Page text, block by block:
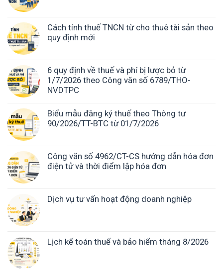
Cách tính thuế TNCN từ cho thuê tài sản theo
quy định mới
6 quy định về thuế và phí bị lược bỏ từ
1/7/2026 theo Công văn số 6789/THO-
NVDTPC
Biểu mẫu đăng ký thuế theo Thông tư
90/2026/TT-BTC từ 01/7/2026
Công văn số 4962/CT-CS hướng dẫn hóa đơn
điện tử và thời điểm lập hóa đơn
Dịch vụ tư vấn hoạt động doanh nghiệp
Lịch kế toán thuế và bảo hiểm tháng 8/2026